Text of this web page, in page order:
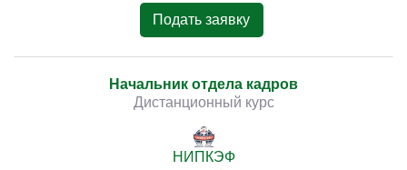
Подать заявку
Начальник отдела кадров
Дистанционный курс
НИПКЭФ